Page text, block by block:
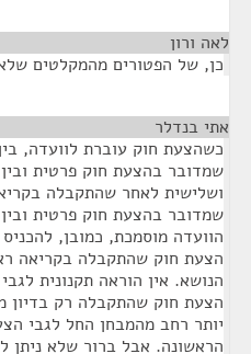
לאה ורון
כן, של הפטורים מהמקלטים
אתי בנדלר
כשהצעת חוק עוברת לוועדה,
שמדובר בהצעת חוק פרטית
ושלישית לאחר שהתקבלה
שמדובר בהצעת חוק פרטית
הוועדה מוסמכת, כמובן,
הצעת חוק שהתקבלה בקריאה
הנושא. אין הוראה תקנונית
הצעת חוק שהתקבלה רק בדיון
יותר רחב מהמבחן החל לגבי
הראשונה. אבל ברור שלא ניתן